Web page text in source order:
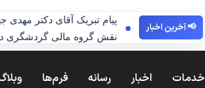
📢آخرین اخبار
پیام تبریک آقای دکتر مهدی
نقش گروه مالی گردشگری
خدمات اخبار رسانه فرم‌ها